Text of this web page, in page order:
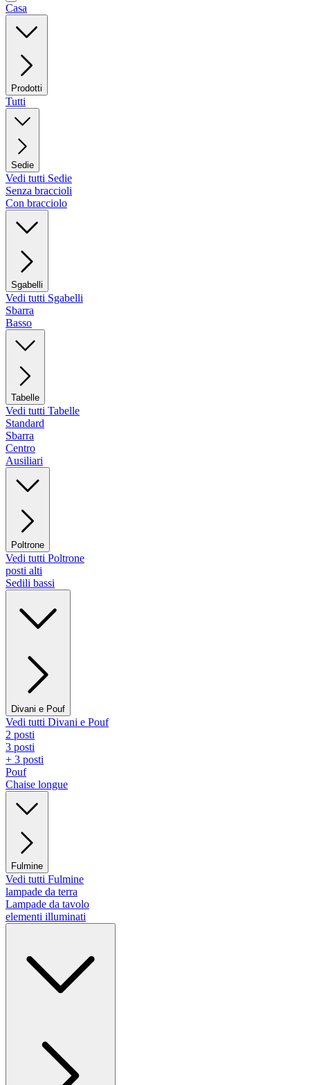
Casa
Prodotti
Tutti
Sedie
Vedi tutti Sedie
Senza braccioli
Con bracciolo
Sgabelli
Vedi tutti Sgabelli
Sbarra
Basso
Tabelle
Vedi tutti Tabelle
Standard
Sbarra
Centro
Ausiliari
Poltrone
Vedi tutti Poltrone
posti alti
Sedili bassi
Divani e Pouf
Vedi tutti Divani e Pouf
2 posti
3 posti
+ 3 posti
Pouf
Chaise longue
Fulmine
Vedi tutti Fulmine
lampade da terra
Lampade da tavolo
elementi illuminati